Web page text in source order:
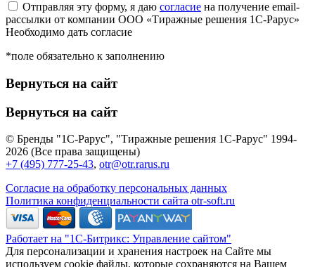
Отправляя эту форму, я даю согласие на получение email-
рассылки от компании ООО «Тиражные решения 1С-Рарус»
Необходимо дать согласие
*поле обязательно к заполнению
Вернуться на сайт
Вернуться на сайт
© Бренды "1С-Рарус", "Тиражные решения 1С-Рарус" 1994-
2026 (Все права защищены)
+7 (495) 777-25-43, otr@otr.rarus.ru
Согласие на обработку персональных данных
Политика конфиденциальности сайта otr-soft.ru
Работает на "1С-Битрикс: Управление сайтом"
Для персонализации и хранения настроек на Сайте мы
используем cookie файлы, которые сохраняются на Вашем